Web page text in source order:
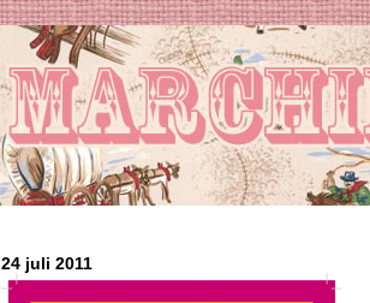
24 juli 2011